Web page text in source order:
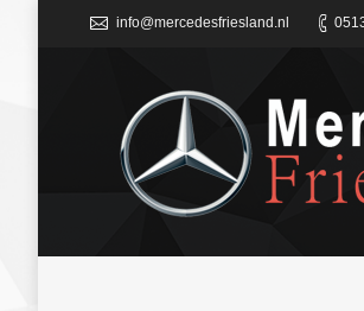
info@mercedesfriesland.nl